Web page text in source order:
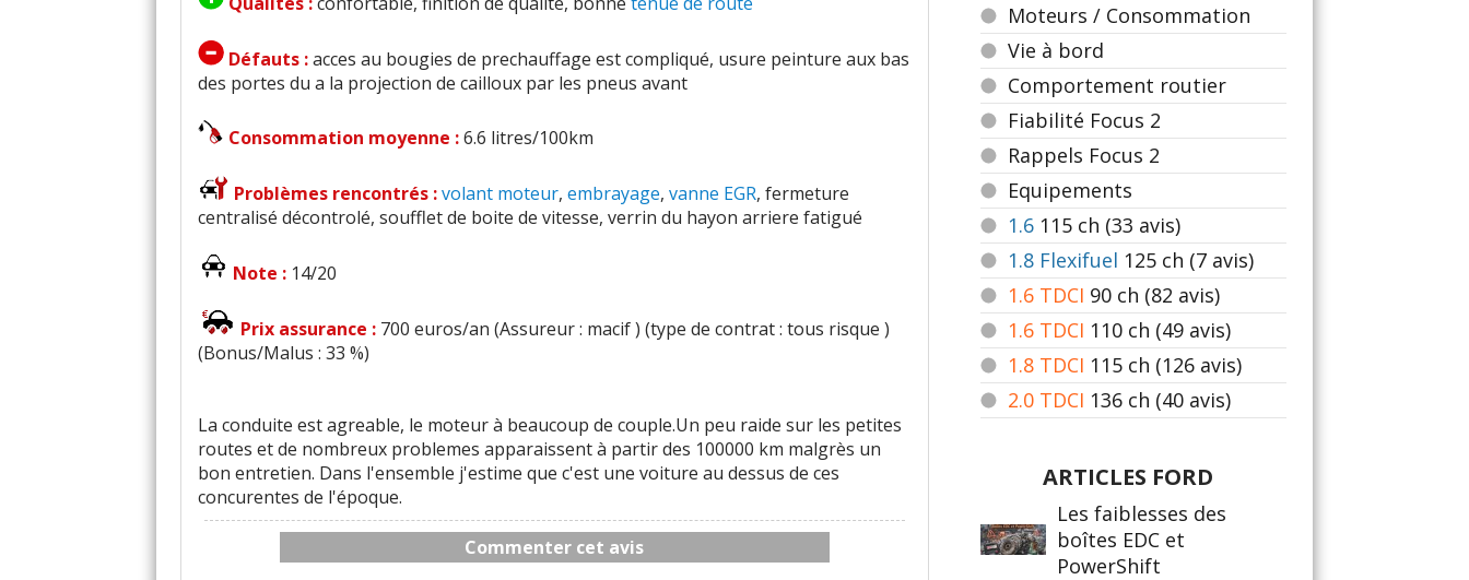
Défauts :acces au bougies de prechauffage est compliqué, usure peinture aux bas
des portes du a la projection de cailloux par les pneus avant
Consommation moyenne :6.6 litres/100km
Problèmes rencontrés :volant moteur, embrayage, vanne EGR, fermeture
centralisé décontrolé, soufflet de boite de vitesse, verrin du hayon arriere fatigué
Note : 14/20
Prix assurance : 700 euros/an (Assureur : macif ) (type de contrat : tous risque )
(Bonus/Malus : 33 %)
La conduite est agreable, le moteur à beaucoup de couple.Un peu raide sur les petites
routes et de nombreux problemes apparaissent à partir des 100000 km malgrès un
bon entretien. Dans l'ensemble j'estime que c'est une voiture au dessus de ces
concurentes de l'époque.
Commenter cet avis
Moteurs / Consommation
Vie à bord
Comportement routier
Fiabilité Focus 2
Rappels Focus 2
Equipements
1.6 115 ch (33 avis)
1.8 Flexifuel 125 ch (7 avis)
1.6 TDCI 90 ch (82 avis)
1.6 TDCI 110 ch (49 avis)
1.8 TDCI 115 ch (126 avis)
2.0 TDCI 136 ch (40 avis)
ARTICLES FORD
Les faiblesses des
boîtes EDC et
PowerShift